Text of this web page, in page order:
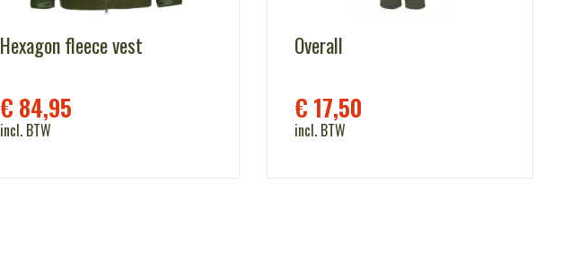
Hexagon fleece vest
€ 84,95
incl. BTW
Overall
€ 17,50
incl. BTW